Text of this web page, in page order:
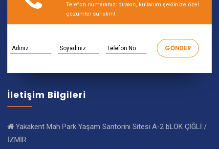
Telefon numaranızı bırakın, kullanım şeklinize özel
çözümler sunalım!
İletişim Bilgileri
Yakakent Mah Park Yaşam Santorini Sitesi A-2 bLOK ÇİĞLİ /
İZMİR